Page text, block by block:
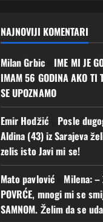
NAJNOVIJI KOMENTARI
Milan Grbico IME MI JE
IMAM 56 GODINA AKO TI
SE UPOZNAMO
Emir Hodžićo Posle
Aldina (43) iz Sarajeva
zelis isto Javi mi se!
Mato pavlović
Milena: –
POVRĆE, mnogi mi se
SAMNOM. Želim da se